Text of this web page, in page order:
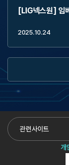
[LIG넥스원] 임
2025.10.24
개
관련사이트